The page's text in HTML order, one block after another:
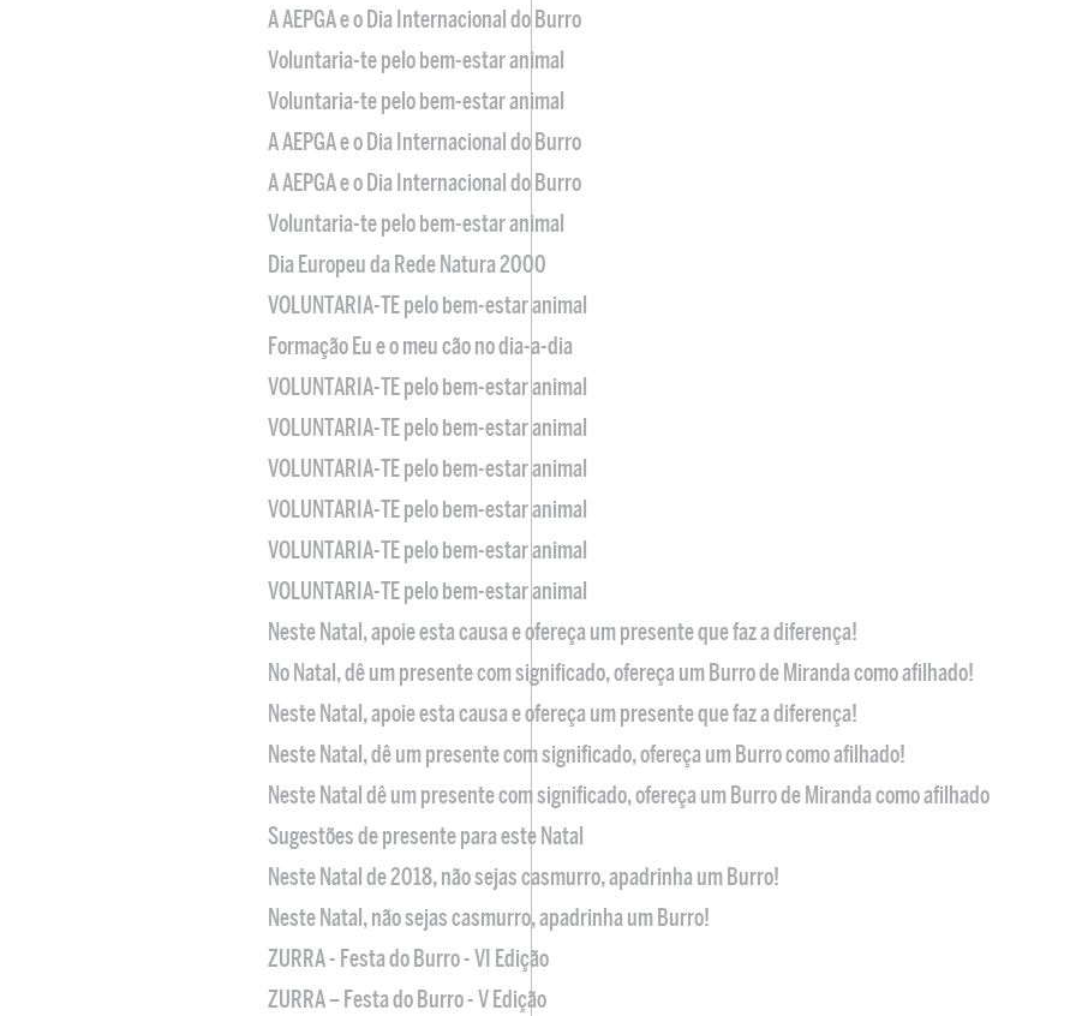
A AEPGA e o Dia Internacional do Burro
Voluntaria-te pelo bem-estar animal
Voluntaria-te pelo bem-estar animal
A AEPGA e o Dia Internacional do Burro
A AEPGA e o Dia Internacional do Burro
Voluntaria-te pelo bem-estar animal
Dia Europeu da Rede Natura 2000
VOLUNTARIA-TE pelo bem-estar animal
Formação Eu e o meu cão no dia-a-dia
VOLUNTARIA-TE pelo bem-estar animal
VOLUNTARIA-TE pelo bem-estar animal
VOLUNTARIA-TE pelo bem-estar animal
VOLUNTARIA-TE pelo bem-estar animal
VOLUNTARIA-TE pelo bem-estar animal
VOLUNTARIA-TE pelo bem-estar animal
Neste Natal, apoie esta causa e ofereça um presente que faz a diferença!
No Natal, dê um presente com significado, ofereça um Burro de Miranda como afilhado!
Neste Natal, apoie esta causa e ofereça um presente que faz a diferença!
Neste Natal, dê um presente com significado, ofereça um Burro como afilhado!
Neste Natal dê um presente com significado, ofereça um Burro de Miranda como afilhado
Sugestões de presente para este Natal
Neste Natal de 2018, não sejas casmurro, apadrinha um Burro!
Neste Natal, não sejas casmurro, apadrinha um Burro!
ZURRA - Festa do Burro - VI Edição
ZURRA – Festa do Burro - V Edição